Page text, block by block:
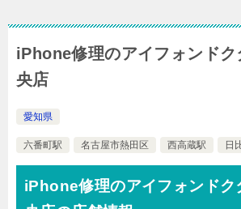
iPhone修理のアイフォンドク
央店
愛知県
六番町駅 名古屋市熱田区 西高蔵駅 日
iPhone修理のアイフォンドク